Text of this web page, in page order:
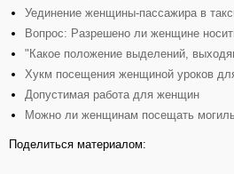
Уединение женщины-пассажира в
Вопрос: Разрешено ли женщине
"Какое положение выделений,
Хукм посещения женщиной уроков
Допустимая работа для женщин
Можно ли женщинам посещать
Поделиться материалом: